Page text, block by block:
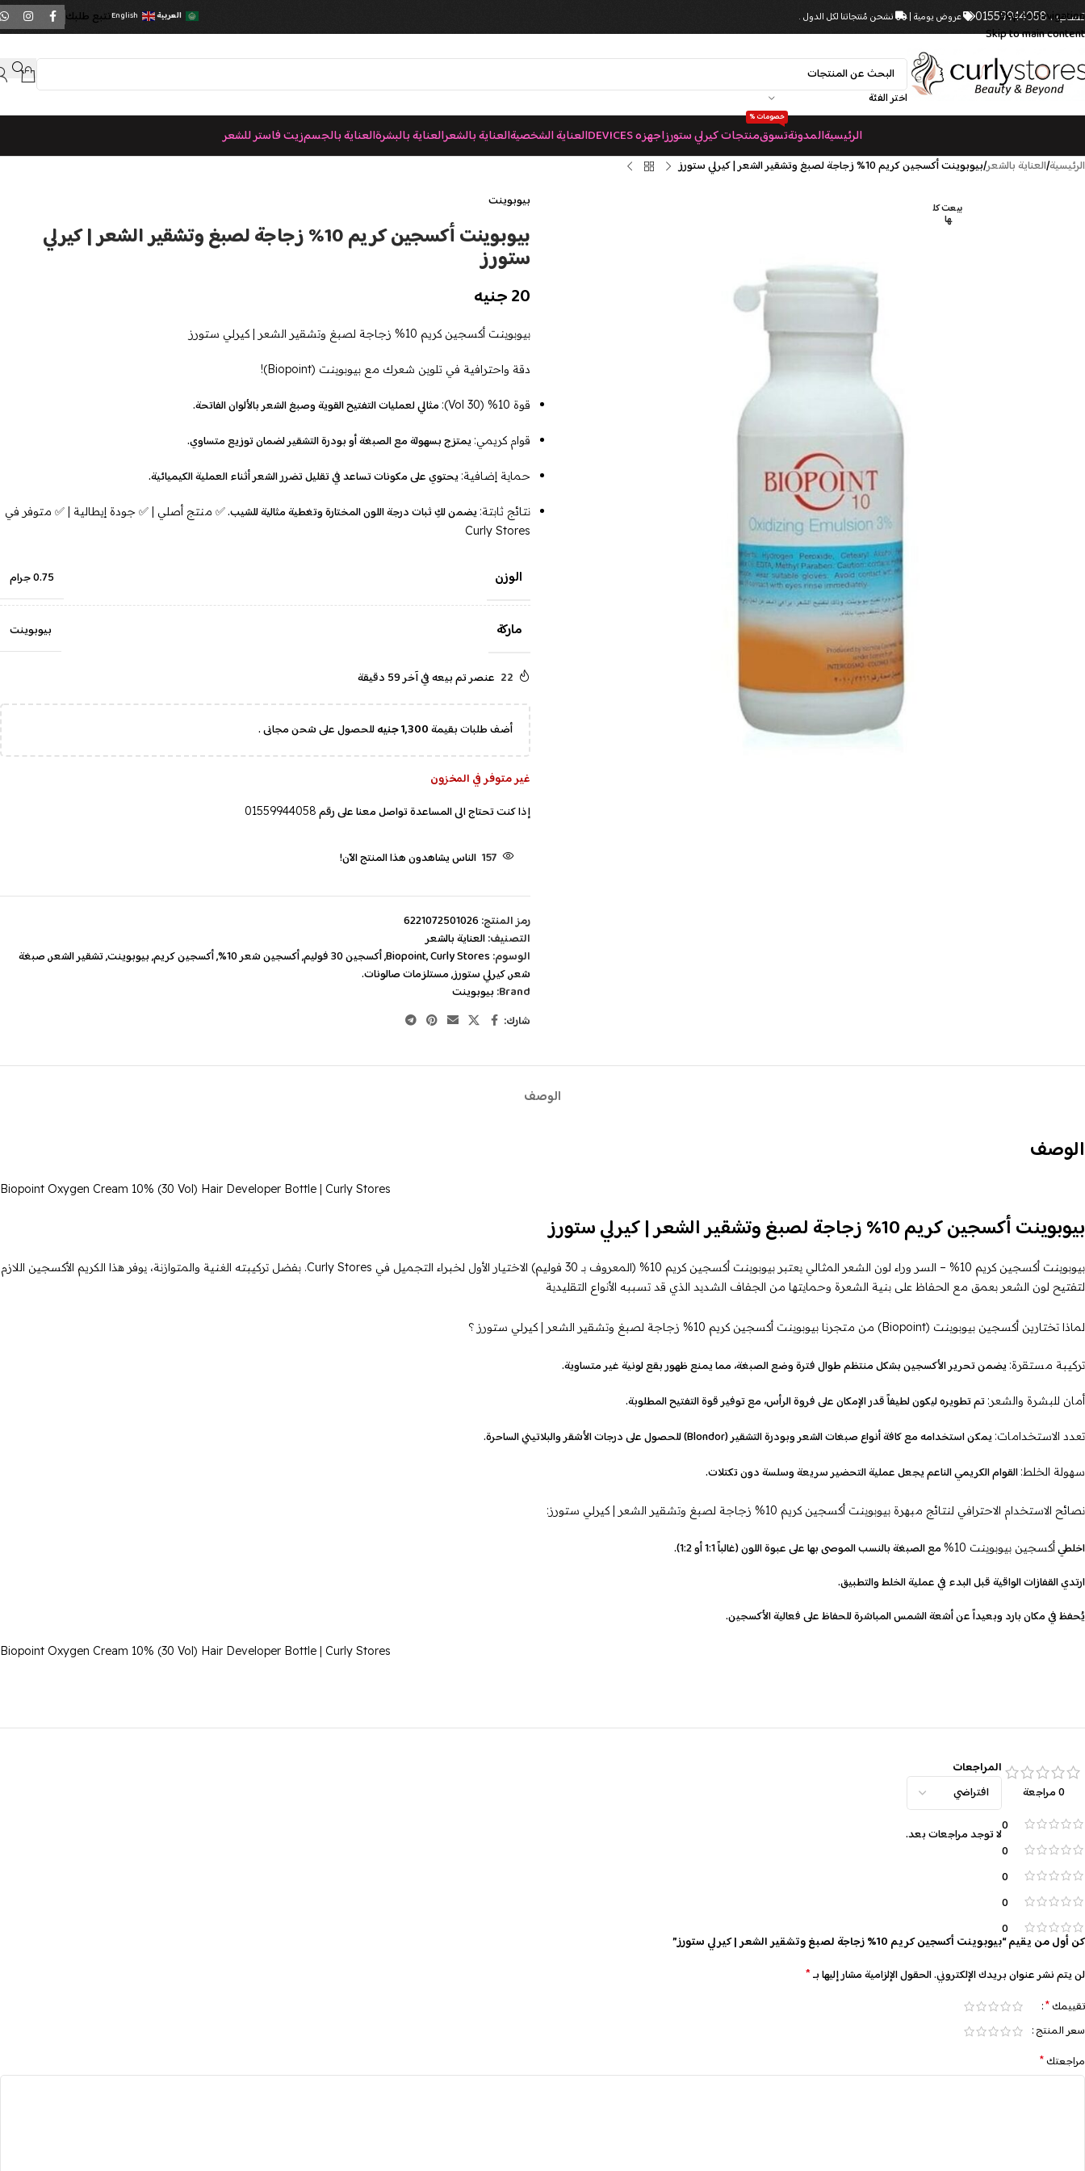
Skip to navigation
Skip to main content
: 01559944058 عروض يومية | نشحن مُنتجاتنا لكل الدول . العربية Englishتتبع طلبك
اختر الفئة
الرئيسيةالمدونةتسوق
خصومات %
منتجات كيرلي ستورزاجهزه DEVICES العناية الشخصيةالعناية بالشعرالعناية بالبشرةالعناية بالجسمزيت فاستر للشعر
الرئيسية العناية بالشعر بيوبوينت أكسجين كريم 10% زجاجة لصبغ وتشقير الشعر | كيرلي ستورز
بيعت كل
ها
بيوبوينت
بيوبوينت أكسجين كريم 10% زجاجة لصبغ وتشقير الشعر | كيرلي
ستورز
20جنيه
بيوبوينت أكسجين كريم 10% زجاجة لصبغ وتشقير الشعر | كيرلي ستورز
دقة واحترافية في تلوين شعرك مع بيوبوينت (Biopoint)!
قوة 10% (30 Vol): مثالي لعمليات التفتيح القوية وصبغ الشعر بالألوان الفاتحة.
قوام كريمي: يمتزج بسهولة مع الصبغة أو بودرة التشقير لضمان توزيع متساوي.
حماية إضافية: يحتوي على مكونات تساعد في تقليل تضرر الشعر أثناء العملية الكيميائية.
نتائج ثابتة: يضمن لكِ ثبات درجة اللون المختارة وتغطية مثالية للشيب.✅ منتج أصلي | ✅ جودة إيطالية | ✅ متوفر في
Curly Stores
الوزن 0.75 جرام
ماركة بيوبوينت
22 عنصر تم بيعه في آخر 59 دقيقة
أضف طلبات بقيمة1,300جنيهللحصول على شحن مجانى .
غير متوفر في المخزون
إذا كنت تحتاج الى المساعدة تواصل معنا على رقم 01559944058
157 الناس يشاهدون هذا المنتج الآن!
رمز المنتج: 6221072501026
التصنيف:العناية بالشعر
الوسوم:
Biopoint,Curly Stores
,أكسجين 30 فوليم ,أكسجين شعر 10% ,أكسجين كريم,بيوبوينت,تشقير الشعر,صبغة
شعر,كيرلي ستورز,مستلزمات صالونات.
Brand: بيوبوينت
شارك:
الوصف
الوصف
Biopoint Oxygen Cream 10% (30 Vol) Hair Developer Bottle | Curly Stores
بيوبوينت أكسجين كريم 10% زجاجة لصبغ وتشقير الشعر | كيرلي ستورز
بيوبوينت أكسجين كريم 10% – السر وراء لون الشعر المثالي يعتبر بيوبوينت أكسجين كريم 10% (المعروف بـ 30 فوليم) الاختيار الأول لخبراء التجميل في Curly Stores. بفضل تركيبته الغنية والمتوازنة، يوفر هذا الكريم الأكسجين اللازم
لتفتيح لون الشعر بعمق مع الحفاظ على بنية الشعرة وحمايتها من الجفاف الشديد الذي قد تسببه الأنواع التقليدية
لماذا تختارين أكسجين بيوبوينت (Biopoint) من متجرنا بيوبوينت أكسجين كريم 10% زجاجة لصبغ وتشقير الشعر | كيرلي ستورز ؟
تركيبة مستقرة: يضمن تحرير الأكسجين بشكل منتظم طوال فترة وضع الصبغة، مما يمنع ظهور بقع لونية غير متساوية.
أمان للبشرة والشعر: تم تطويره ليكون لطيفاً قدر الإمكان على فروة الرأس، مع توفير قوة التفتيح المطلوبة.
تعدد الاستخدامات: يمكن استخدامه مع كافة أنواع صبغات الشعر وبودرة التشقير (Blondor) للحصول على درجات الأشقر والبلاتيني الساحرة.
سهولة الخلط: القوام الكريمي الناعم يجعل عملية التحضير سريعة وسلسة دون تكتلات.
نصائح الاستخدام الاحترافي لنتائج مبهرة بيوبوينت أكسجين كريم 10% زجاجة لصبغ وتشقير الشعر | كيرلي ستورز:
اخلطيأكسجين بيوبوينت 10%
مع الصبغة بالنسب الموصى بها على عبوة اللون (غالباً 1:1 أو 1:2).
ارتدي القفازات الواقية قبل البدء في عملية الخلط والتطبيق.
يُحفظ في مكان بارد وبعيداً عن أشعة الشمس المباشرة للحفاظ على فعالية الأكسجين.
Biopoint Oxygen Cream 10% (30 Vol) Hair Developer Bottle | Curly Stores
0 مراجعة
0
0
0
0
0
المراجعات
لا توجد مراجعات بعد.
كن أول من يقيم “بيوبوينت أكسجين كريم 10% زجاجة لصبغ وتشقير الشعر | كيرلي ستورز”
لن يتم نشر عنوان بريدك الإلكتروني.الحقول الإلزامية مشار إليها بـ*
تقييمك*
سعر المنتج
مراجعتك*